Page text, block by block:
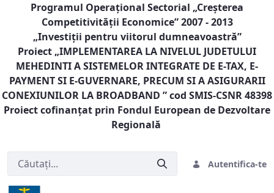
Programul Operaţional Sectorial „Creşterea
Competitivităţii Economice” 2007 - 2013
„Investiţii pentru viitorul dumneavoastră”
Proiect „IMPLEMENTAREA LA NIVELUL JUDETULUI
MEHEDINTI A SISTEMELOR INTEGRATE DE E-TAX, E-
PAYMENT SI E-GUVERNARE, PRECUM SI A ASIGURARII
CONEXIUNILOR LA BROADBAND ” cod SMIS-CSNR 48398
Proiect cofinanţat prin Fondul European de Dezvoltare
Regională
Autentifica-te